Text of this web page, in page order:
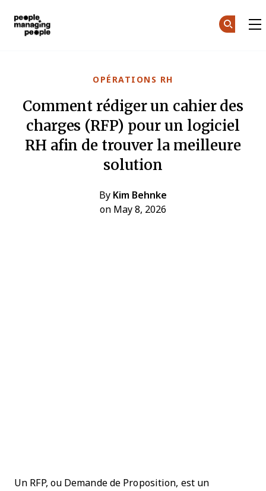
OPÉRATIONS RH
Comment rédiger un cahier des
charges (RFP) pour un logiciel
RH afin de trouver la meilleure
solution
By Kim Behnke
on May 8, 2026
Un RFP, ou Demande de Proposition, est un